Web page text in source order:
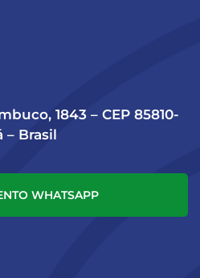
1843 – CEP 85810-
– Brasil
WHATSAPP